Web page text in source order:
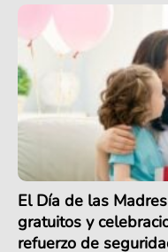
El Día de las
gratuitos y
refuerzo de